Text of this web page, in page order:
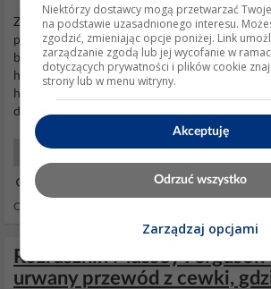
Znaczy nie skrywam modelu, podałem serie
pomyślałem sorka. MF 698 4x4 z
bez funkcji łączenia wydatków i z
hydrauliką wzdłuż i w szerz. Co się okazuje,
hydrauliką ładu i składu. Ten zawór stale
dla napędu 4x4, oraz WOM, przy temp. oleju...
Maszyny Rolnicze, Sprzęt Ciężki
06 Lis 2021 23:41
Odpowiedzi: 2 Wyświetleń: 7074
Rozrusznik Massey
urwany przewód z cewki,
Niektórzy dostawcy mogą przetwarzać
na podstawie uzasadnionego interesu.
zgodzić, zmieniając opcje poniżej. Link
zarządzanie zgodą lub jej wycofanie w
dotyczących prywatności i plików cookie
strony lub w menu witryny.
Akceptuję
Odrzuć wszystko
Zarządzaj opcjami